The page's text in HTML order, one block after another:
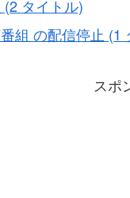
タイトル)
組 の配信停止 (1
スポ